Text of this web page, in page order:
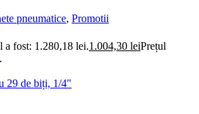
pneumatice, Promotii
a fost: 1.280,18 lei.1.004,30 leiPrețul